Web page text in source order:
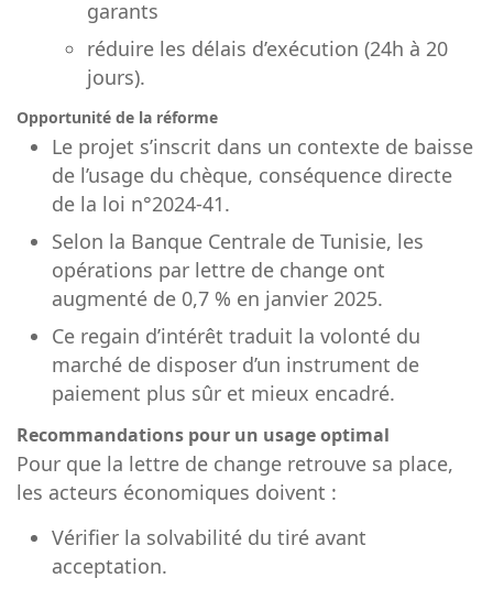
garants
réduire les délais d’exécution (24h à 20
jours).
Opportunité de la réforme
Le projet s’inscrit dans un contexte de baisse
de l’usage du chèque, conséquence directe
de la loi n°2024-41.
Selon la Banque Centrale de Tunisie, les
opérations par lettre de change ont
augmenté de 0,7 % en janvier 2025.
Ce regain d’intérêt traduit la volonté du
marché de disposer d’un instrument de
paiement plus sûr et mieux encadré.
Recommandations pour un usage optimal
Pour que la lettre de change retrouve sa place,
les acteurs économiques doivent :
Vérifier la solvabilité du tiré avant
acceptation.